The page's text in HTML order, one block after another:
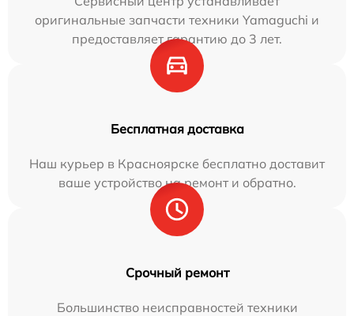
оригинальные запчасти техники Yamaguchi и
предоставляет гарантию до 3 лет.
Бесплатная доставка
Наш курьер в Красноярске бесплатно доставит
ваше устройство на ремонт и обратно.
Срочный ремонт
Большинство неисправностей техники